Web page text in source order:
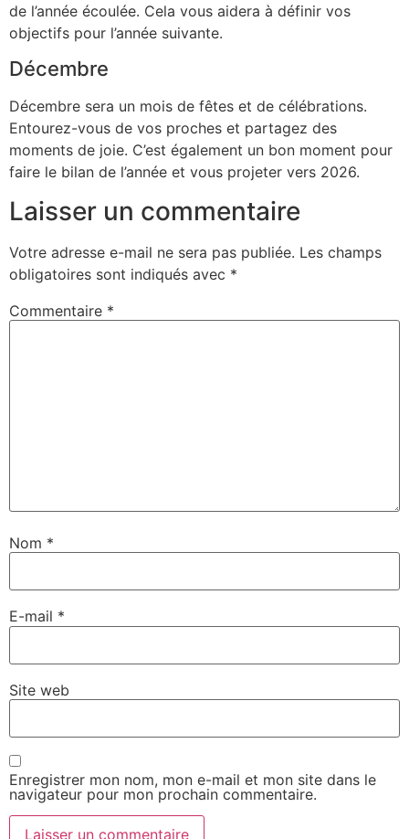
de l’année écoulée. Cela vous aidera à définir vos
objectifs pour l’année suivante.
Décembre
Décembre sera un mois de fêtes et de célébrations.
Entourez-vous de vos proches et partagez des
moments de joie. C’est également un bon moment pour
faire le bilan de l’année et vous projeter vers 2026.
Laisser un commentaire
Votre adresse e-mail ne sera pas publiée. Les champs
obligatoires sont indiqués avec *
Commentaire *
Nom *
E-mail *
Site web
Enregistrer mon nom, mon e-mail et mon site dans le
navigateur pour mon prochain commentaire.